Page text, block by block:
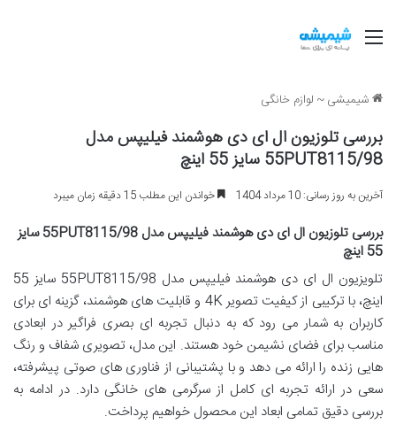
منو
شیمیشی~ لوازم خانگی
بررسی تلوزیون ال ای دی هوشمند فیلیپس مدل
55PUT8115/98 سایز 55 اینچ
آخرین به روز رسانی: 10 مرداد 1404 خواندن این مطلب 15 دقیقه زمان میبرد
بررسی تلوزیون ال ای دی هوشمند فیلیپس مدل 55PUT8115/98 سایز
55 اینچ
تلویزیون ال ای دی هوشمند فیلیپس مدل 55PUT8115/98 سایز 55
اینچ، با ترکیبی از کیفیت تصویر 4K و قابلیت های هوشمند، گزینه ای برای
کاربران به شمار می رود که به دنبال تجربه ای بصری فراگیر در ابعادی
مناسب برای فضای نشیمن خود هستند. این مدل، تصویری شفاف و رنگ
هایی زنده را ارائه می دهد و با پشتیبانی از فناوری های صوتی پیشرفته،
سعی در ارائه تجربه ای کامل از سرگرمی های خانگی دارد. در ادامه به
بررسی دقیق تمامی ابعاد این محصول خواهیم پرداخت.